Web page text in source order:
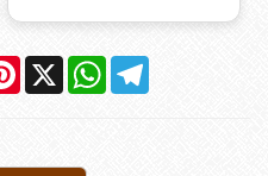
Pinterest
X WhatsApp